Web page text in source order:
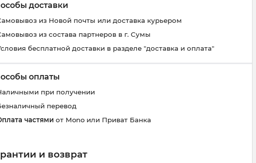
доставки
из Новой почты или доставка курьером
из состава партнеров в г. Сумы
бесплатной доставки в разделе "доставка и оплата"
оплаты
при получении
перевод
частями от Mono или Приват Банка
и возврат